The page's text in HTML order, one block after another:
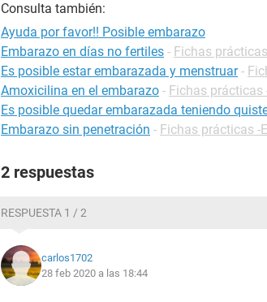
Consulta también:
Ayuda por favor!! Posible embarazo
Embarazo en días no fertiles - Fichas
Es posible estar embarazada y menstruar -
Amoxicilina en el embarazo - Fichas prácticas
Es posible quedar embarazada teniendo
Embarazo sin penetración - Fichas prácticas -
2 respuestas
RESPUESTA 1 / 2
carlos1702
28 feb 2020 a las 18:44